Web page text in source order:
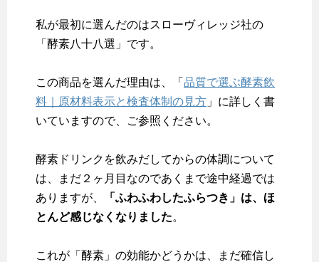
私が最初に選んだのはスローヴィレッジ社の
「酵素八十八選」です。
この商品を選んだ理由は、「 品質で選ぶ酵素飲
料｜原材料表示と検査体制の見方 」に詳しく書
いていますので、ご参照ください。
酵素ドリンクを飲みだしてからの体調について
は、まだ２ヶ月目なのであくまで途中経過では
ありますが、
「ふわふわしたふらつき」は、ほ
とんど感じなくなりました。
これが「酵素」の効能かどうかは、まだ確信し